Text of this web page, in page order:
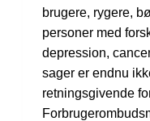
brugere, rygere,
personer med
depression,
sager er endnu
retningsgivende